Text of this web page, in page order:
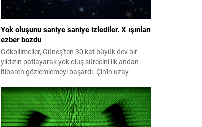
Yok oluşunu saniye saniye izlediler. X ışınları
ezber bozdu
Gökbilimciler, Güneş'ten 30 kat büyük dev bir
yıldızın patlayarak yok oluş sürecini ilk andan
itibaren gözlemlemeyi başardı. Çin'in uzay
ardından dünya genelindeki çok sayıda teleskop
patlamayı aylarca takip etti. İncelemeler, dev
yıldızların daha önce bilinmeyen yollarla da
patlayabildiğini ortaya koydu.